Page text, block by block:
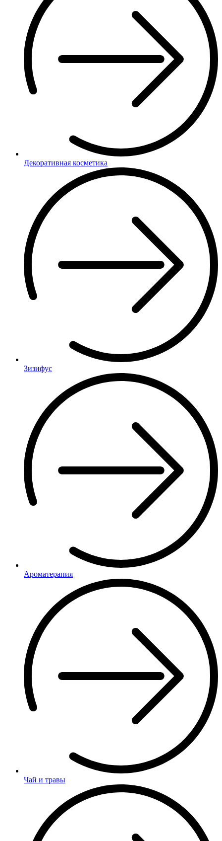
Декоративная косметика
Зизифус
Ароматерапия
Чай и травы